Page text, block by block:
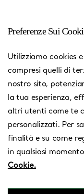
Las Vegas
Aperto oggi fino
RICHIEDI
Servizi disponibili
Preferenze Sui
Utilizziamo cookies
compresi quelli di
nostro sito,
la tua esperienza,
altri utenti come te
personalizzati. Per
finalità e su come
in qualsiasi
Cookie.